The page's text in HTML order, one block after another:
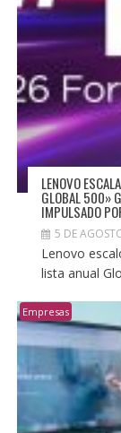
LENOVO
GLOBAL 500»
IMPULSADO
5 DE
Lenovo
lista anual
Empresas